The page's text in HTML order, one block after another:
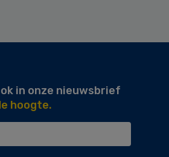
in onze nieuwsbrief
hoogte.